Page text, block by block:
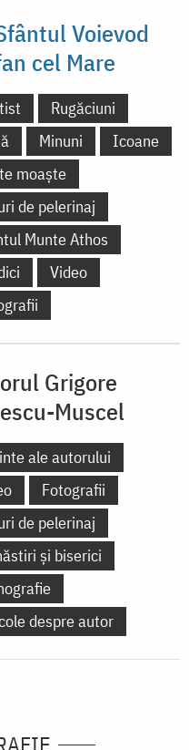
Voievod
cel Mare
Rugăciuni
Minuni
Icoane
moaște
de pelerinaj
Munte Athos
Video
Grigore
Muscel
ale autorului
Fotografii
de pelerinaj
și biserici
despre autor